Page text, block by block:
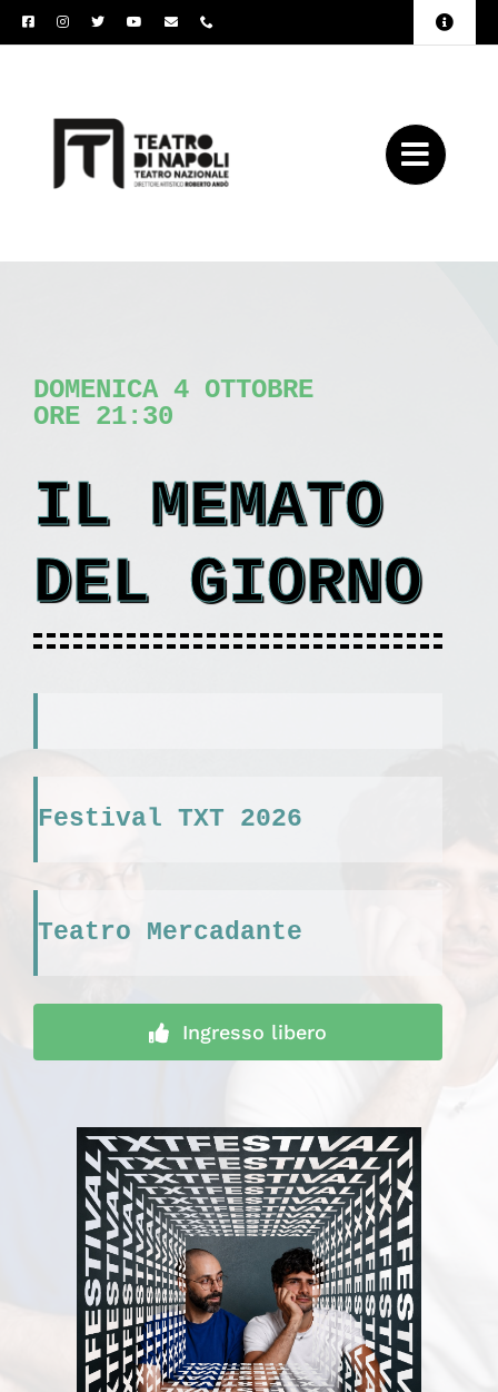
Salta
al
Toggle
DOMENICA 4 OTTOBRE
ORE 21:30
IL MEMATO
DEL GIORNO
Festival TXT 2026
Teatro Mercadante
Ingresso libero